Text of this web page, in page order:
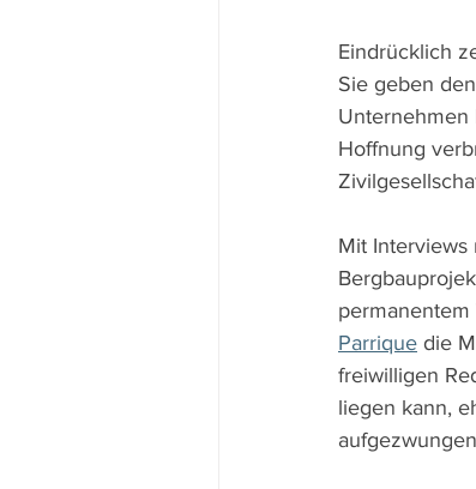
Eindrücklich
Sie geben
Unternehmen
Hoffnung
Mit
permanentem
Parrique die
freiwilligen
liegen kann,